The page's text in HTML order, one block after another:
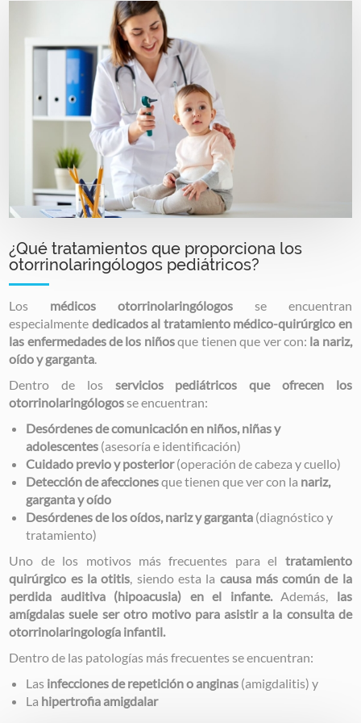
¿Qué tratamientos que proporciona los
otorrinolaringólogos pediátricos?
Los médicos otorrinolaringólogos se encuentran
especialmente dedicados al tratamiento médico-quirúrgico en
las enfermedades de los niñosque tienen que ver con: la nariz,
oído y garganta.
Dentro de los servicios pediátricos que ofrecen los
otorrinolaringólogosse encuentran:
Desórdenes de comunicación en niños, niñas y
adolescentes (asesoría e identificación)
Cuidado previo y posterior(operación de cabeza y cuello)
Detección de afeccionesque tienen que ver con la nariz,
garganta y oído
Desórdenes de los oídos, nariz y garganta (diagnóstico y
tratamiento)
Uno de los motivos más frecuentes para el tratamiento
quirúrgico es la otitis, siendo esta la causa más común de la
perdida auditiva (hipoacusia) en el infante.Además, las
amígdalas suele ser otro motivo para asistir a la consulta de
otorrinolaringología infantil.
Dentro de las patologías más frecuentes se encuentran:
Las infecciones de repetición o anginas (amigdalitis) y
La hipertrofia amigdalar